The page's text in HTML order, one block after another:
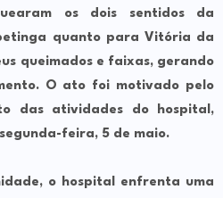
os dois sentidos da
quanto para Vitória da
queimados e faixas, gerando
O ato foi motivado pelo
das atividades do hospital,
feira, 5 de maio.
o hospital enfrenta uma